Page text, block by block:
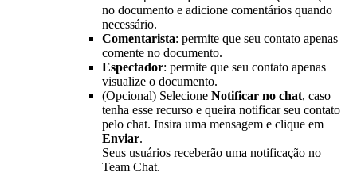
no documento e adicione comentários quando
necessário.
Comentarista: permite que seu contato apenas
comente no documento.
Espectador: permite que seu contato apenas
visualize o documento.
(Opcional) Selecione Notificar no chat, caso
tenha esse recurso e queira notificar seu contato
pelo chat. Insira uma mensagem e clique em
Enviar.
Seus usuários receberão uma notificação no
Team Chat.